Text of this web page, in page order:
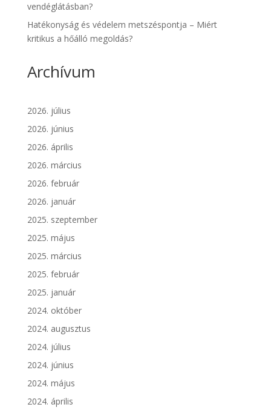
vendéglátásban?
Hatékonyság és védelem metszéspontja – Miért
kritikus a hőálló megoldás?
Archívum
2026. július
2026. június
2026. április
2026. március
2026. február
2026. január
2025. szeptember
2025. május
2025. március
2025. február
2025. január
2024. október
2024. augusztus
2024. július
2024. június
2024. május
2024. április